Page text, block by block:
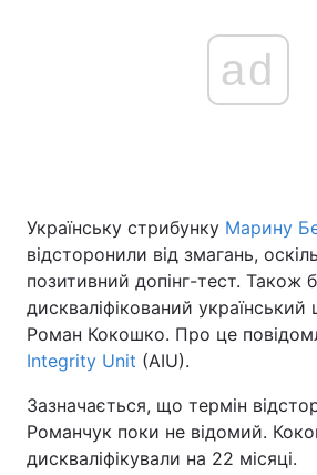
ad
Українську стрибунку Марину
відсторонили від змагань,
позитивний допінг-тест. Також
дискваліфікований
Роман Кокошко. Про це
Integrity Unit (AIU).
Зазначається, що термін
Романчук поки не відомий.
дискваліфікували на 22 місяці.